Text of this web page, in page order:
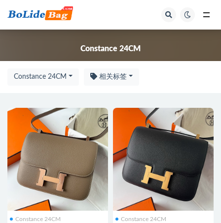
Constance 24CM
Constance 24CM 相关标签
Constance 24CM Constance 24CM